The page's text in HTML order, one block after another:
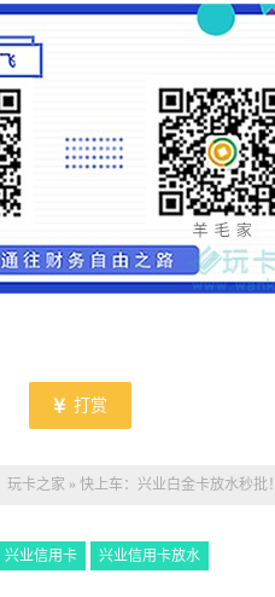
打赏
玩卡之家 » 快上车：兴业白金卡放水秒批！
兴业信用卡 兴业信用卡放水